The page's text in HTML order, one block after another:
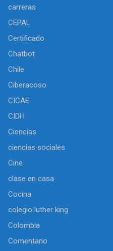
carreras
CEPAL
Certificado
Chatbot
Chile
Ciberacoso
CICAE
CIDH
Ciencias
ciencias sociales
Cine
clase en casa
Cocina
colegio luther king
Colombia
Comentario